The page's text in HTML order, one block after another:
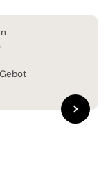
chevron_right